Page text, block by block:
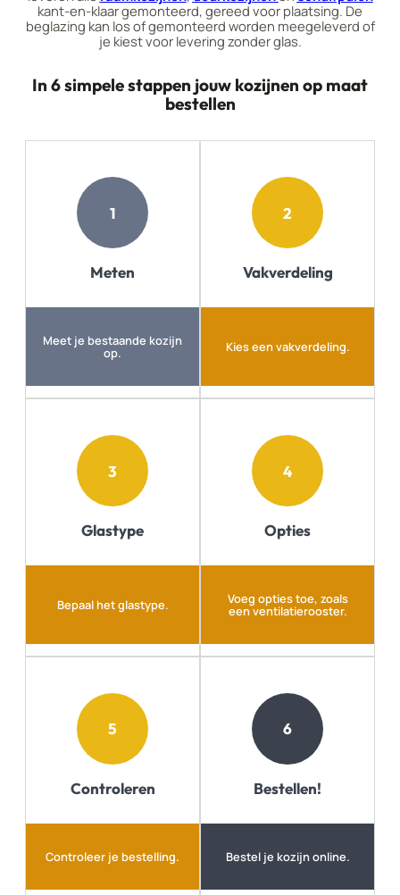
kant-en-klaar gemonteerd, gereed voor plaatsing. De
beglazing kan los of gemonteerd worden meegeleverd of
je kiest voor levering zonder glas.
In 6 simpele stappen jouw kozijnen op maat
bestellen
1
Meten
Meet je bestaande kozijn
op.
2
Vakverdeling
Kies een vakverdeling.
3
Glastype
Bepaal het glastype.
4
Opties
Voeg opties toe, zoals
een ventilatierooster.
5
Controleren
Controleer je bestelling.
6
Bestellen!
Bestel je kozijn online.